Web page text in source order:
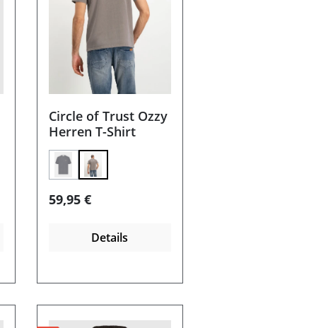
Circle of Trust Ozzy
Herren T-Shirt
(Diese Option ist zurzeit nicht verfügbar.)
Regulärer Preis:
59,95 €
Details